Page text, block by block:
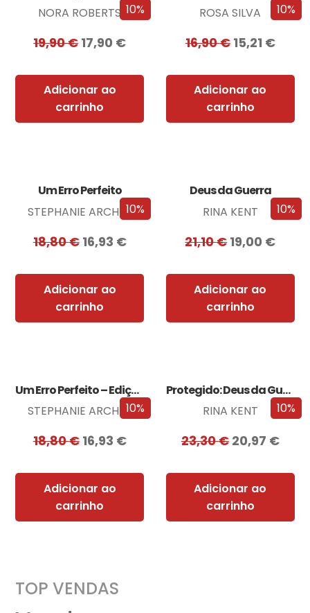
10%
NORA ROBERTS
19,90€17,90 €
Adicionar ao
carrinho
10%
ROSA SILVA
16,90€ 15,21 €
Adicionar ao
carrinho
10%
Um Erro Perfeito
STEPHANIE ARCHER
18,80€ 16,93 €
Adicionar ao
carrinho
10%
Deus da Guerra
RINA KENT
21,10€19,00 €
Adicionar ao
carrinho
10%
Um Erro Perfeito – Edição com EDGES
STEPHANIE ARCHER
18,80€ 16,93 €
Adicionar ao
carrinho
10%
Protegido: Deus da Guerra Edição com EDGES
RINA KENT
23,30€ 20,97 €
Adicionar ao
carrinho
TOP VENDAS